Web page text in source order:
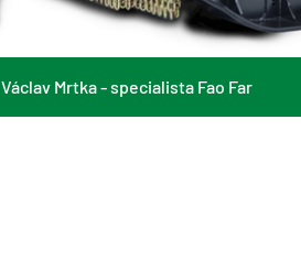
Václav Mrtka - specialista Fao Far